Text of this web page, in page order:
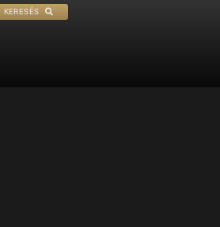
KERESÉS